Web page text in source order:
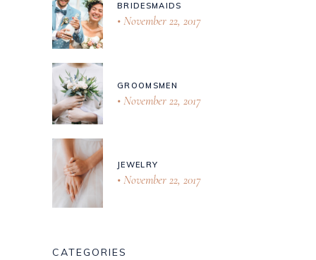
BRIDESMAIDS
November 22, 2017
GROOMSMEN
November 22, 2017
JEWELRY
November 22, 2017
CATEGORIES